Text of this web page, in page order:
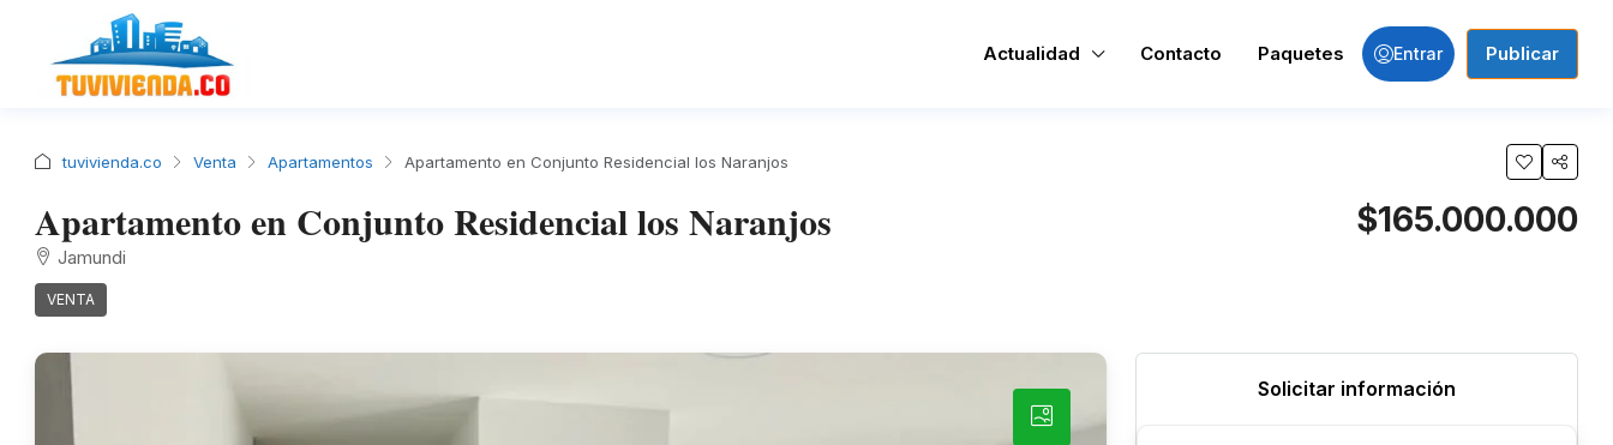
Actualidad Contacto Paquetes Entrar Publicar
tuvivienda.co Venta Apartamentos Apartamento en Conjunto Residencial los Naranjos
Apartamento en Conjunto Residencial los Naranjos
Jamundi
VENTA
$165.000.000
Solicitar información